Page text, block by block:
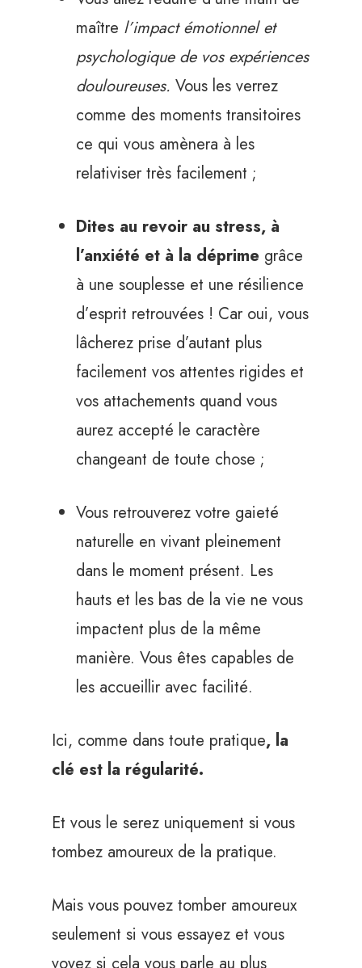
maître l’impact émotionnel et
psychologique de vos expériences
douloureuses. Vous les verrez
comme des moments transitoires
ce qui vous amènera à les
relativiser très facilement ;
Dites au revoir au stress, à
l’anxiété et à la déprime grâce
à une souplesse et une résilience
d’esprit retrouvées ! Car oui, vous
lâcherez prise d’autant plus
facilement vos attentes rigides et
vos attachements quand vous
aurez accepté le caractère
changeant de toute chose ;
Vous retrouverez votre gaieté
naturelle en vivant pleinement
dans le moment présent. Les
hauts et les bas de la vie ne vous
impactent plus de la même
manière. Vous êtes capables de
les accueillir avec facilité.
Ici, comme dans toute pratique, la
clé est la régularité.
Et vous le serez uniquement si vous
tombez amoureux de la pratique.
Mais vous pouvez tomber amoureux
seulement si vous essayez et vous